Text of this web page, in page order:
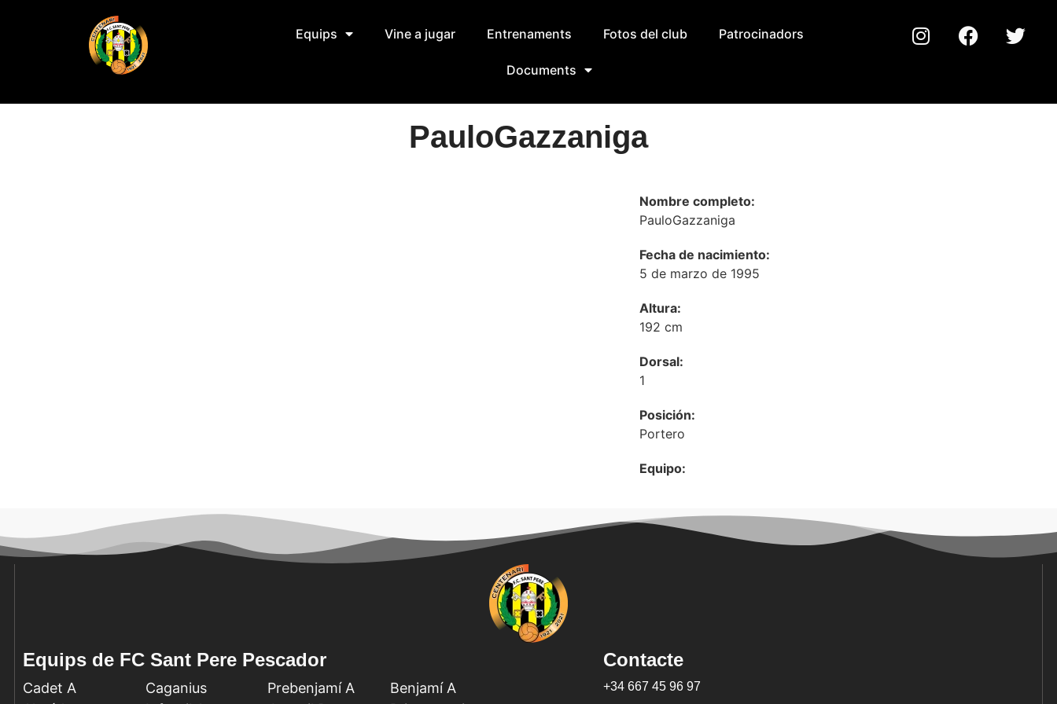
Equips Vine a jugar Entrenaments Fotos del club Patrocinadors
Documents
PauloGazzaniga
Nombre completo:
PauloGazzaniga
Fecha de nacimiento:
5 de marzo de 1995
Altura:
192 cm
Dorsal:
1
Posición:
Portero
Equipo:
Equips de FC Sant Pere Pescador
Cadet A Caganius Prebenjamí A
Benjamí A
Contacte
+34 667 45 96 97